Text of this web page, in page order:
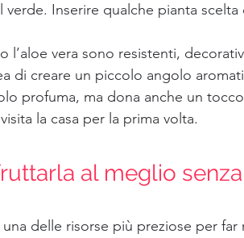
verde. Inserire qualche pianta
l’aloe vera sono resistenti,
di creare un piccolo angolo
profuma, ma dona anche un
la casa per la prima volta.
al meglio senza
delle risorse più preziose per far